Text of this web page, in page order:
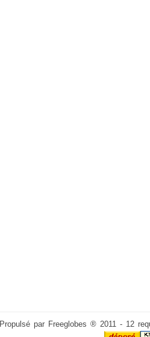
Propulsé par Freeglobes ® 2011 - 12